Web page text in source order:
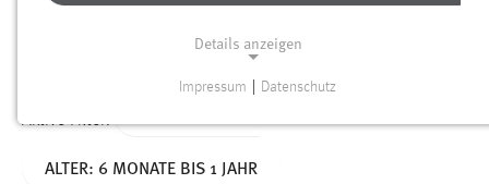
Aktive Filter:
ALTER: 6 MONATE BIS 1 JAHR
Details anzeigen
Funktionen und sind für die einwandfreie Funktion der
Impressum Datenschutz